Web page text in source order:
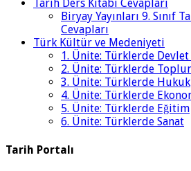
Tarih Ders Kitabı Cevapları
Biryay Yayınları 9. Sınıf
Cevapları
Türk Kültür ve Medeniyeti
1. Ünite: Türklerde Devlet
2. Ünite: Türklerde
3. Ünite: Türklerde Hukuk
4. Ünite: Türklerde
5. Ünite: Türklerde Eğitim
6. Ünite: Türklerde Sanat
Tarih Portalı